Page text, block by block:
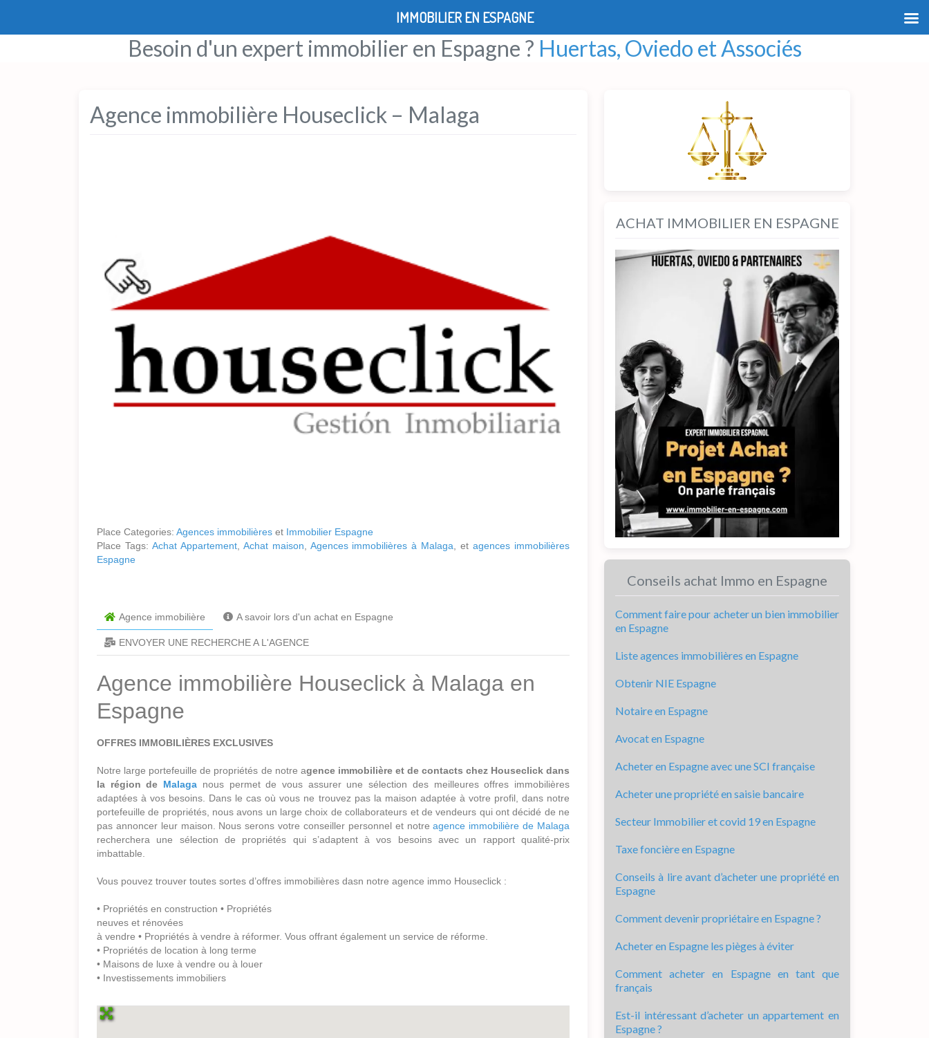
Besoin d'un expert immobilier en Espagne ? Huertas, Oviedo et Associés
Agence immobilière Houseclick – Malaga
Place Categories: Agences immobilières et Immobilier Espagne
Place Tags: Achat Appartement, Achat maison Agences immobilières à Malaga , etagences immobilières
Espagne
Agence immobilière A savoir lors d'un achat en Espagne
ENVOYER UNE RECHERCHE A L'AGENCE
Agence immobilière Houseclick à Malaga en
Espagne
OFFRES IMMOBILIÈRES EXCLUSIVES
Notre large portefeuille de propriétés de notre agence immobilière et de contacts chez Houseclick dans
la région de Malaga nous permet de vous assurer une sélection des meilleures offres immobilières
adaptées à vos besoins. Dans le cas où vous ne trouvez pas la maison adaptée à votre profil, dans notre
portefeuille de propriétés, nous avons un large choix de collaborateurs et de vendeurs qui ont décidé de ne
pas annoncer leur maison. Nous serons votre conseiller personnel et notreagence immobilière de Malaga
recherchera une sélection de propriétés qui s’adaptent à vos besoins avec un rapport qualité-prix
imbattable.
Vous pouvez trouver toutes sortes d’offres immobilières dasn notre agence immo Houseclick :
• Propriétés en construction • Propriétés
neuves et rénovées
à vendre • Propriétés à vendre à réformer. Vous offrant également un service de réforme.
• Propriétés de location à long terme
• Maisons de luxe à vendre ou à louer
• Investissements immobiliers
ACHAT IMMOBILIER EN ESPAGNE
Conseils achat Immo en Espagne
Comment faire pour acheter un bien immobilier
en Espagne
Liste agences immobilières en Espagne
Obtenir NIE Espagne
Notaire en Espagne
Avocat en Espagne
Acheter en Espagne avec une SCI française
Acheter une propriété en saisie bancaire
Secteur Immobilier et covid 19 en Espagne
Taxe foncière en Espagne
Conseils à lire avant d’acheter une propriété en
Espagne
Comment devenir propriétaire en Espagne ?
Acheter en Espagne les pièges à éviter
Comment acheter en Espagne en tant que
français
Est-il intéressant d’acheter un appartement en
Espagne ?
IMMOBILIER EN ESPAGNE